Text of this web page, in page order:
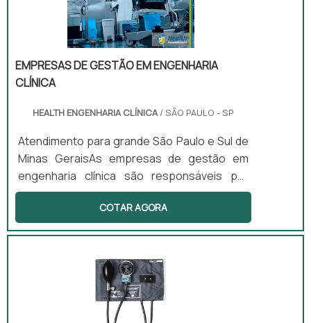
EMPRESAS DE GESTÃO EM ENGENHARIA
CLÍNICA
HEALTH ENGENHARIA CLÍNICA/ SÃO PAULO - SP
Atendimento para grande São Paulo e Sul de
Minas GeraisAs empresas de gestão em
engenharia clínica são responsáveis por
fornecer a diversos estabelecimentos da
área da saúde como laboratórios, clínicas
médicas, hospitais, entre outros,
a pacientes que visitarem esses locais. Além
disso, as empresas oferecem serviços para
esses estabelecimentos. Um dos serviços
que esses tipos de empresas podem
COTAR AGORA